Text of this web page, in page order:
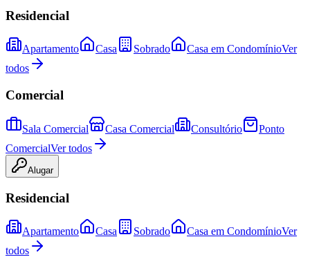
Residencial
Apartamento Casa Sobrado Casa em CondomínioVer
todos
Comercial
Sala Comercial Casa Comercial Consultório
Ponto
ComercialVer todos
Alugar
Residencial
Apartamento Casa Sobrado Casa em CondomínioVer
todos